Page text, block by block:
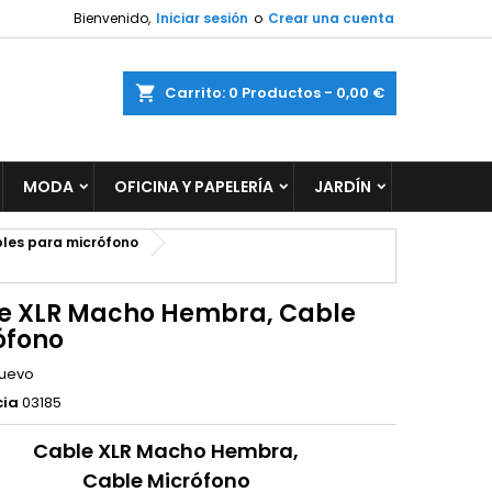
Bienvenido, Iniciar sesión o Crear una cuenta
Carrito 0 Productos - 0,00 €
MODA OFICINA Y PAPELERÍA JARDÍN
para micrófono
XLR Macho Hembra, Cable
03185
Cable XLR Macho Hembra,
Cable Micrófono